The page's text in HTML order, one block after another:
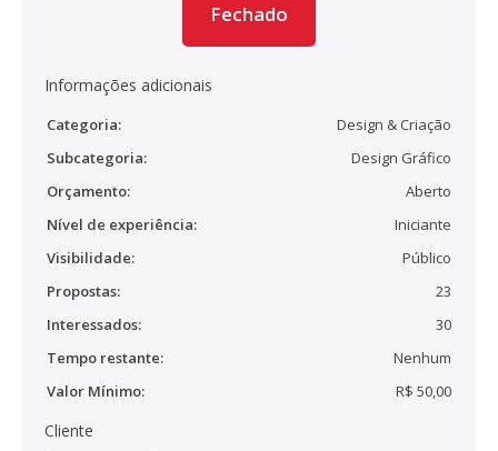
Fechado
Informações adicionais
Categoria:
Design & Criação
Subcategoria:
Design Gráfico
Orçamento:
Aberto
Nível de experiência:
Iniciante
Visibilidade:
Público
Propostas:
23
Interessados:
30
Tempo restante:
Nenhum
Valor Mínimo:
R$ 50,00
Cliente